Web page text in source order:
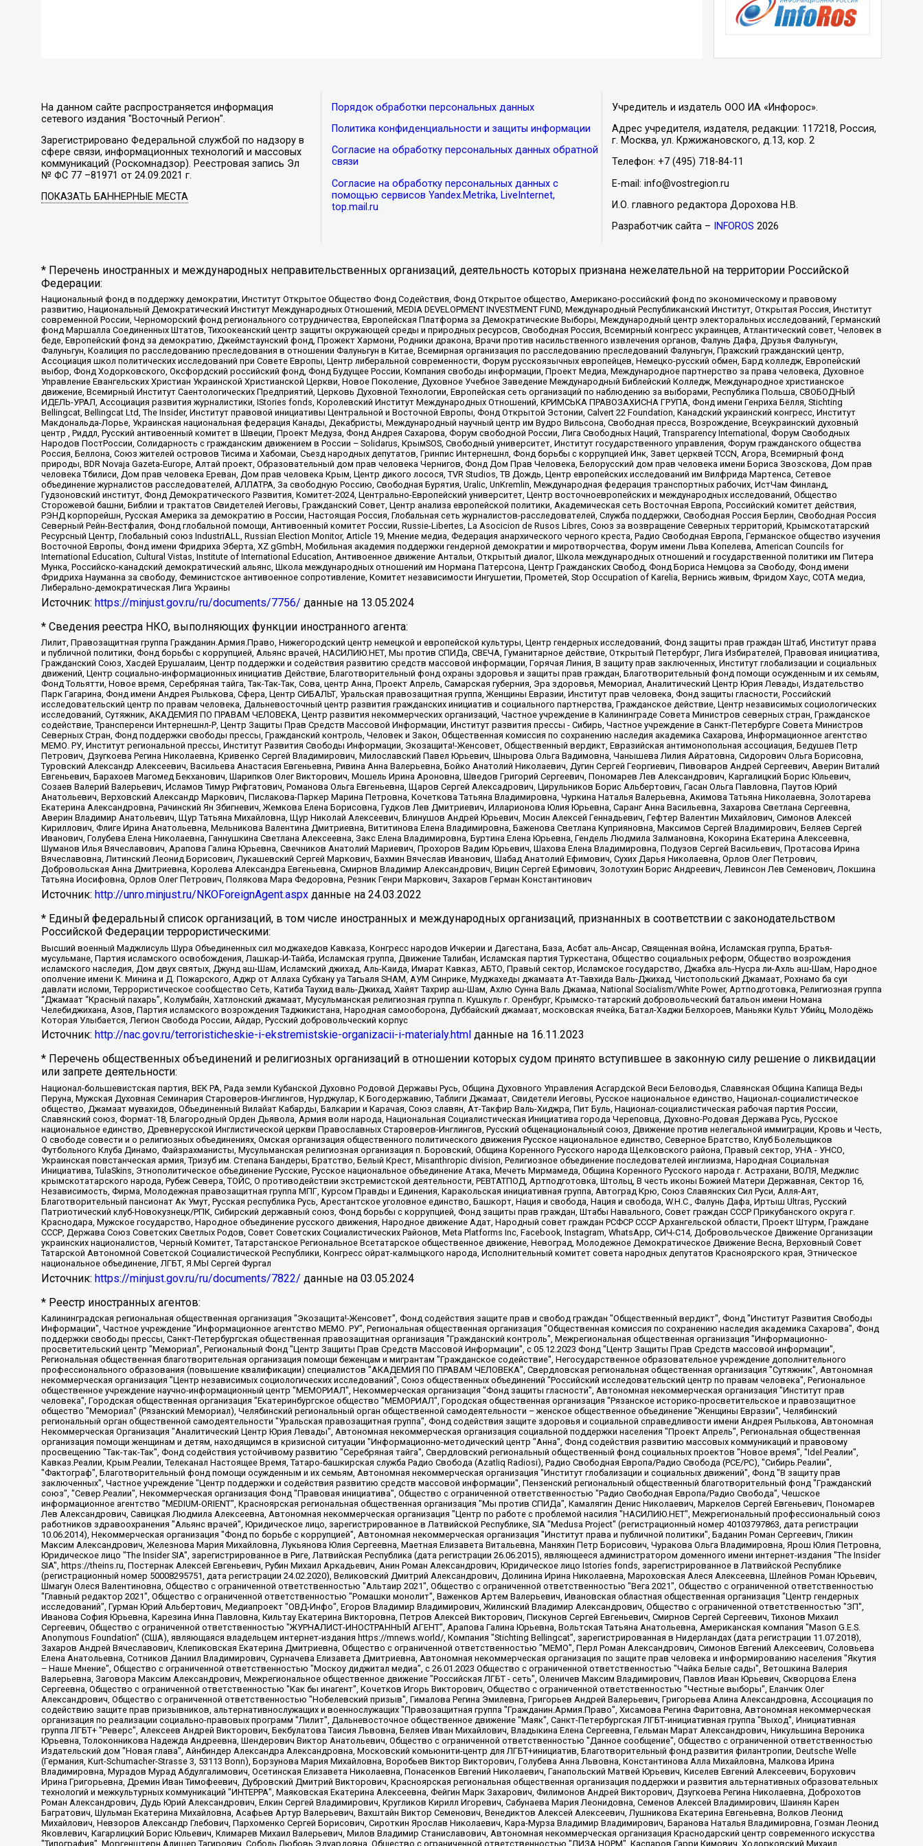
На данном сайте распространяется информация
сетевого издания "Восточный Регион".
Зарегистрировано Федеральной службой по надзору в
сфере связи, информационных технологий и массовых
коммуникаций (Роскомнадзор). Реестровая запись Эл
№ ФС 77 –81971 от 24.09.2021 г.
ПОКАЗАТЬ БАННЕРНЫЕ МЕСТА
Порядок обработки персональных данных
Политика конфиденциальности и защиты информации
Согласие на обработку персональных данных обратной
связи
Согласие на обработку персональных данных с
помощью сервисов Yandex.Metrika, LiveInternet,
top.mail.ru
Учредитель и издатель ООО ИА «Инфорос».
Адрес учредителя, издателя, редакции: 117218, Россия,
г. Москва, ул. Кржижановского, д.13, кор. 2
Телефон: +7 (495) 718-84-11
E-mail: info@vostregion.ru
И.О. главного редактора Дорохова Н.В.
Разработчик сайта – INFOROS 2026
* Перечень иностранных и международных неправительственных организаций, деятельность которых признана нежелательной на территории Российской
Федерации:
Национальный фонд в поддержку демократии, Институт Открытое Общество Фонд Содействия, Фонд Открытое общество, Американо-российский фонд по экономическому и правовому
развитию, Национальный Демократический Институт Международных Отношений, MEDIA DEVELOPMENT INVESTMENT FUND, Международный Республиканский Институт, Открытая Россия, Институт
современной России, Черноморский фонд регионального сотрудничества, Европейская Платформа за Демократические Выборы, Международный центр электоральных исследований, Германский
фонд Маршалла Соединенных Штатов, Тихоокеанский центр защиты окружающей среды и природных ресурсов, Свободная Россия, Всемирный конгресс украинцев, Атлантический совет, Человек в
беде, Европейский фонд за демократию, Джеймстаунский фонд, Прожект Хармони, Родники дракона, Врачи против насильственного извлечения органов, Фалунь Дафа, Друзья Фалуньгун,
Фалуньгун, Коалиция по расследованию преследования в отношении Фалуньгун в Китае, Всемирная организация по расследованию преследований Фалуньгун, Пражский гражданский центр,
Ассоциация школ политических исследований при Совете Европы, Центр либеральной современности, Форум русскоязычных европейцев, Немецко-русский обмен, Бард колледж, Европейский
выбор, Фонд Ходорковского, Оксфордский российский фонд, Фонд Будущее России, Компания свободы информации, Проект Медиа, Международное партнерство за права человека, Духовное
Управление Евангельских Христиан Украинской Христианской Церкви, Новое Поколение, Духовное Учебное Заведение Международный Библейский Колледж, Международное христианское
движение, Всемирный Институт Саентологических Предприятий, Церковь Духовной Технологии, Европейская сеть организаций по наблюдению за выборами, Республика Польша, СВОБОДНЫЙ
ИДЕЛЬ-УРАЛ, Ассоциация развития журналистики, IStories fonds, Королевский Институт Международных Отношений, КРИМСЬКА ПРАВОЗАХИСНА ГРУПА, Фонд имени Генриха Бёлля, Stichting
Bellingcat, Bellingcat Ltd, The Insider, Институт правовой инициативы Центральной и Восточной Европы, Фонд Открытой Эстонии, Calvert 22 Foundation, Канадский украинский конгресс, Институт
Макдональда-Лорье, Украинская национальная федерация Канады, Декабристы, Международный научный центр им Вудро Вильсона, Свободная пресса, Возрождение, Всеукраинский духовный
центр , Риддл, Русский антивоенный комитет в Швеции, Проект Медуза, Фонд Андрея Сахарова, Форум свободной России, Лига Свободных Наций, Transparеncy International, Форум Свободных
Народов ПостРоссии, Солидарность с гражданским движением в России – Solidarus, КрымSOS, Свободный университет, Институт государственного управления, Форум гражданского общества
Россия, Беллона, Союз жителей островов Тисима и Хабомаи, Съезд народных депутатов, Гринпис Интернешнл, Фонд борьбы с коррупцией Инк, Завет церквей TCCN, Агора, Всемирный фонд
природы, BDR Novaja Gazeta-Europe, Алтай проект, Образовательный дом прав человека Чернигов, Фонд Дом Прав Человека, Белорусский дом прав человека имени Бориса Звозскова, Дом прав
человека Тбилиси, Дом прав человека Ереван, Дом прав человека Крым, Центр дикого лосося, TVR Studios, ТВ Дождь, Центр европейских исследований им Вилфрида Мартенса, Сетевое
объединение журналистов расследователей, АЛЛАТРА, За свободную Россию, Свободная Бурятия, Uralic, UnKremlin, Международная федерация транспортных рабочих, ИстЧам Финланд,
Гудзоновский институт, Фонд Демократического Развития, Комитет-2024, Центрально-Европейский университет, Центр восточноевропейских и международных исследований, Общество
Сторожевой башни, Библии и трактатов Свидетелей Иеговы, Гражданский Совет, Центр анализа европейской политики, Академическая сеть Восточная Европа, Российский комитет действия,
РЭНД корпорейшн, Русская Америка за демократию в России, Настоящая Россия, Глобальная сеть журналистов-расследователей, Служба поддержки, Свободная Россия Берлин, Свободная Россия
Северный Рейн-Вестфалия, Фонд глобальной помощи, Антивоенный комитет России, Russie-Libertes, La Asocicion de Rusos Libres, Союз за возвращение Северных территорий, Крымскотатарский
Ресурсный Центр, Глобальный союз IndustriALL, Russian Election Monitor, Article 19, Мнение медиа, Федерация анархического черного креста, Радио Свободная Европа, Германское общество изучения
Восточной Европы, Фонд имени Фридриха Эберта, XZ gGmbH, Мобильная академия поддержки гендерной демократии и миротворчества, Форум имени Льва Копелева, American Councils for
International Education, Cultural Vistas, Institute of International Education, Антивоенное движение Антальи, Открытый диалог, Школа международных отношений и государственной политики им Питера
Мунка, Российско-канадский демократический альянс, Школа международных отношений им Нормана Патерсона, Центр Гражданских Свобод, Фонд Бориса Немцова за Свободу, Фонд имени
Фридриха Науманна за свободу, Феминистское антивоенное сопротивление, Комитет независимости Ингушетии, Прометей, Stop Occupation of Karelia, Вернись живым, Фридом Хаус, СОТА медиа,
Либерально-демократическая Лига Украины
Источник: https://minjust.gov.ru/ru/documents/7756/ данные на 13.05.2024
* Сведения реестра НКО, выполняющих функции иностранного агента:
Лилит, Правозащитная группа Гражданин.Армия.Право, Нижегородский центр немецкой и европейской культуры, Центр гендерных исследований, Фонд защиты прав граждан Штаб, Институт права
и публичной политики, Фонд борьбы с коррупцией, Альянс врачей, НАСИЛИЮ.НЕТ, Мы против СПИДа, СВЕЧА, Гуманитарное действие, Открытый Петербург, Лига Избирателей, Правовая инициатива,
Гражданский Союз, Хасдей Ерушалаим, Центр поддержки и содействия развитию средств массовой информации, Горячая Линия, В защиту прав заключенных, Институт глобализации и социальных
движений, Центр социально-информационных инициатив Действие, Благотворительный фонд охраны здоровья и защиты прав граждан, Благотворительный фонд помощи осужденным и их семьям,
Фонд Тольятти, Новое время, Серебряная тайга, Так-Так-Так, Сова, центр Анна, Проект Апрель, Самарская губерния, Эра здоровья, Мемориал, Аналитический Центр Юрия Левады, Издательство
Парк Гагарина, Фонд имени Андрея Рылькова, Сфера, Центр СИБАЛЬТ, Уральская правозащитная группа, Женщины Евразии, Институт прав человека, Фонд защиты гласности, Российский
исследовательский центр по правам человека, Дальневосточный центр развития гражданских инициатив и социального партнерства, Гражданское действие, Центр независимых социологических
исследований, Сутяжник, АКАДЕМИЯ ПО ПРАВАМ ЧЕЛОВЕКА, Центр развития некоммерческих организаций, Частное учреждение в Калининграде Совета Министров северных стран, Гражданское
содействие, Трансперенси Интернешнл-Р, Центр Защиты Прав Средств Массовой Информации, Институт развития прессы - Сибирь, Частное учреждение в Санкт-Петербурге Совета Министров
Северных Стран, Фонд поддержки свободы прессы, Гражданский контроль, Человек и Закон, Общественная комиссия по сохранению наследия академика Сахарова, Информационное агентство
МЕМО. РУ, Институт региональной прессы, Институт Развития Свободы Информации, Экозащита!-Женсовет, Общественный вердикт, Евразийская антимонопольная ассоциация, Бедушев Петр
Петрович, Дзугкоева Регина Николаевна, Кривенко Сергей Владимирович, Милославский Павел Юрьевич, Шнырова Ольга Вадимовна, Чанышева Лилия Айратовна, Сидорович Ольга Борисовна,
Туровский Александр Алексеевич, Васильева Анастасия Евгеньевна, Ривина Анна Валерьевна, Бойко Анатолий Николаевич, Дугин Сергей Георгиевич, Пивоваров Андрей Сергеевич, Аверин Виталий
Евгеньевич, Барахоев Магомед Бекханович, Шарипков Олег Викторович, Мошель Ирина Ароновна, Шведов Григорий Сергеевич, Пономарев Лев Александрович, Каргалицкий Борис Юльевич,
Созаев Валерий Валерьевич, Исламов Тимур Рифгатович, Романова Ольга Евгеньевна, Щаров Сергей Алексадрович, Цирульников Борис Альбертович, Гасан Ольга Павловна, Паутов Юрий
Анатольевич, Верховский Александр Маркович, Пислакова-Паркер Марина Петровна, Кочеткова Татьяна Владимировна, Чуркина Наталья Валерьевна, Акимова Татьяна Николаевна, Золотарева
Екатерина Александровна, Рачинский Ян Збигневич, Жемкова Елена Борисовна, Гудков Лев Дмитриевич, Илларионова Юлия Юрьевна, Саранг Анна Васильевна, Захарова Светлана Сергеевна,
Аверин Владимир Анатольевич, Щур Татьяна Михайловна, Щур Николай Алексеевич, Блинушов Андрей Юрьевич, Мосин Алексей Геннадьевич, Гефтер Валентин Михайлович, Симонов Алексей
Кириллович, Флиге Ирина Анатольевна, Мельникова Валентина Дмитриевна, Вититинова Елена Владимировна, Баженова Светлана Куприяновна, Максимов Сергей Владимирович, Беляев Сергей
Иванович, Голубева Елена Николаевна, Ганнушкина Светлана Алексеевна, Закс Елена Владимировна, Буртина Елена Юрьевна, Гендель Людмила Залмановна, Кокорина Екатерина Алексеевна,
Шуманов Илья Вячеславович, Арапова Галина Юрьевна, Свечников Анатолий Мариевич, Прохоров Вадим Юрьевич, Шахова Елена Владимировна, Подузов Сергей Васильевич, Протасова Ирина
Вячеславовна, Литинский Леонид Борисович, Лукашевский Сергей Маркович, Бахмин Вячеслав Иванович, Шабад Анатолий Ефимович, Сухих Дарья Николаевна, Орлов Олег Петрович,
Добровольская Анна Дмитриевна, Королева Александра Евгеньевна, Смирнов Владимир Александрович, Вицин Сергей Ефимович, Золотухин Борис Андреевич, Левинсон Лев Семенович, Локшина
Татьяна Иосифовна, Орлов Олег Петрович, Полякова Мара Федоровна, Резник Генри Маркович, Захаров Герман Константинович
Источник: http://unro.minjust.ru/NKOForeignAgent.aspx данные на 24.03.2022
* Единый федеральный список организаций, в том числе иностранных и международных организаций, признанных в соответствии с законодательством
Российской Федерации террористическими:
Высший военный Маджлисуль Шура Объединенных сил моджахедов Кавказа, Конгресс народов Ичкерии и Дагестана, База, Асбат аль-Ансар, Священная война, Исламская группа, Братья-
мусульмане, Партия исламского освобождения, Лашкар-И-Тайба, Исламская группа, Движение Талибан, Исламская партия Туркестана, Общество социальных реформ, Общество возрождения
исламского наследия, Дом двух святых, Джунд аш-Шам, Исламский джихад, Аль-Каида, Имарат Кавказ, АБТО, Правый сектор, Исламское государство, Джабха аль-Нусра ли-Ахль аш-Шам, Народное
ополчение имени К. Минина и Д. Пожарского, Аджр от Аллаха Субхану уа Тагьаля SHAM, АУМ Синрике, Муджахеды джамаата Ат-Тавхида Валь-Джихад, Чистопольский Джамаат, Рохнамо ба суи
давлати исломи, Террористическое сообщество Сеть, Катиба Таухид валь-Джихад, Хайят Тахрир аш-Шам, Ахлю Сунна Валь Джамаа, National Socialism/White Power, Артподготовка, Религиозная группа
“Джамаат “Красный пахарь”, Колумбайн, Хатлонский джамаат, Мусульманская религиозная группа п. Кушкуль г. Оренбург, Крымско-татарский добровольческий батальон имени Номана
Челебиджихана, Азов, Партия исламского возрождения Таджикистана, Народная самооборона, Дуббайский джамаат, московская ячейка, Батал-Хаджи Белхороев, Маньяки Культ Убийц, Молодёжь
Которая Улыбается, Легион Свобода России, Айдар, Русский добровольческий корпус
Источник: http://nac.gov.ru/terroristicheskie-i-ekstremistskie-organizacii-i-materialy.html данные на 16.11.2023
* Перечень общественных объединений и религиозных организаций в отношении которых судом принято вступившее в законную силу решение о ликвидации
или запрете деятельности:
Национал-большевистская партия, ВЕК РА, Рада земли Кубанской Духовно Родовой Державы Русь, Община Духовного Управления Асгардской Веси Беловодья, Славянская Община Капища Веды
Перуна, Мужская Духовная Семинария Староверов-Инглингов, Нурджулар, К Богодержавию, Таблиги Джамаат, Свидетели Иеговы, Русское национальное единство, Национал-социалистическое
общество, Джамаат мувахидов, Объединенный Вилайат Кабарды, Балкарии и Карачая, Союз славян, Ат-Такфир Валь-Хиджра, Пит Буль, Национал-социалистическая рабочая партия России,
Славянский союз, Формат-18, Благородный Орден Дьявола, Армия воли народа, Национальная Социалистическая Инициатива города Череповца, Духовно-Родовая Держава Русь, Русское
национальное единство, Древнерусской Инглистической церкви Православных Староверов-Инглингов, Русский общенациональный союз, Движение против нелегальной иммиграции, Кровь и Честь,
О свободе совести и о религиозных объединениях, Омская организация общественного политического движения Русское национальное единство, Северное Братство, Клуб Болельщиков
Футбольного Клуба Динамо, Файзрахманисты, Мусульманская религиозная организация п. Боровский, Община Коренного Русского народа Щелковского района, Правый сектор, УНА - УНСО,
Украинская повстанческая армия, Тризуб им. Степана Бандеры, Братство, Белый Крест, Misanthropic division, Религиозное объединение последователей инглиизма, Народная Социальная
Инициатива, TulaSkins, Этнополитическое объединение Русские, Русское национальное объединение Атака, Мечеть Мирмамеда, Община Коренного Русского народа г. Астрахани, ВОЛЯ, Меджлис
крымскотатарского народа, Рубеж Севера, ТОЙС, О противодействии экстремистской деятельности, РЕВТАТПОД, Артподготовка, Штольц, В честь иконы Божией Матери Державная, Сектор 16,
Независимость, Фирма, Молодежная правозащитная группа МПГ, Курсом Правды и Единения, Каракольская инициативная группа, Автоград Крю, Союз Славянских Сил Руси, Алля-Аят,
Благотворительный пансионат Ак Умут, Русская республика Русь, Арестантское уголовное единство, Башкорт, Нация и свобода, Нация и свобода, W.H.С., Фалунь Дафа, Иртыш Ultras, Русский
Патриотический клуб-Новокузнецк/РПК, Сибирский державный союз, Фонд борьбы с коррупцией, Фонд защиты прав граждан, Штабы Навального, Совет граждан СССР Прикубанского округа г.
Краснодара, Мужское государство, Народное объединение русского движения, Народное движение Адат, Народный совет граждан РСФСР СССР Архангельской области, Проект Штурм, Граждане
СССР, Держава Союз Советских Светлых Родов, Совет Советских Социалистических Районов, Meta Platforms Inc, Facebook, Instagram, WhatsApp, СИЧ-С14, Добровольческое Движение Организации
украинских националистов, Черный Комитет, Татарстанское Региональное Всетатарское общественное движение, Невоград, Молодежное Демократическое Движение Весна, Верховный Совет
Татарской Автономной Советской Социалистической Республики, Конгресс ойрат-калмыцкого народа, Исполнительный комитет совета народных депутатов Красноярского края, Этническое
национальное объединение, ЛГБТ, Я.МЫ Сергей Фургал
Источник: https://minjust.gov.ru/ru/documents/7822/ данные на 03.05.2024
* Реестр иностранных агентов:
Калининградская региональная общественная организация "Экозащита!-Женсовет", Фонд содействия защите прав и свобод граждан "Общественный вердикт", Фонд "Институт Развития Свободы Информации", Частное учреждение "Информационное агентство МЕМО. РУ", Региональная общественная организация "Общественная комиссия по сохранению наследия академика Сахарова", Фонд поддержки свободы прессы, Санкт-Петербургская общественная правозащитная организация "Гражданский контроль", Межрегиональная общественная организация "Информационно-просветительский центр "Мемориал", Региональный Фонд "Центр Защиты Прав Средств Массовой Информации", с 05.12.2023 Фонд "Центр Защиты Прав Средств массовой информации", Региональная общественная благотворительная организация помощи беженцам и мигрантам "Гражданское содействие", Негосударственное образовательное учреждение дополнительного профессионального образования (повышение квалификации) специалистов "АКАДЕМИЯ ПО ПРАВАМ ЧЕЛОВЕКА", Свердловская региональная общественная организация "Сутяжник", Автономная некоммерческая организация "Центр независимых социологических исследований", Союз общественных объединений "Российский исследовательский центр по правам человека", Региональное общественное учреждение научно-информационный центр "МЕМОРИАЛ", Некоммерческая организация "Фонд защиты гласности", Автономная некоммерческая организация "Институт прав человека", Городская общественная организация "Екатеринбургское общество "МЕМОРИАЛ", Городская общественная организация "Рязанское историко-просветительское и правозащитное общество "Мемориал" (Рязанский Мемориал), Челябинский региональный орган общественной самодеятельности – женское общественное объединение "Женщины Евразии", Челябинский региональный орган общественной самодеятельности "Уральская правозащитная группа", Фонд содействия защите здоровья и социальной справедливости имени Андрея Рылькова, Автономная Некоммерческая Организация "Аналитический Центр Юрия Левады", Автономная некоммерческая организация социальной поддержки населения "Проект Апрель", Региональная общественная организация помощи женщинам и детям, находящимся в кризисной ситуации "Информационно-методический центр "Анна", Фонд содействия развитию массовых коммуникаций и правовому просвещению "Так-так-Так", Фонд содействия устойчивому развитию "Серебряная тайга", Свердловский региональный общественный фонд социальных проектов "Новое время", "Idel.Реалии", Кавказ.Реалии, Крым.Реалии, Телеканал Настоящее Время, Татаро-башкирская служба Радио Свобода (Azatliq Radiosi), Радио Свободная Европа/Радио Свобода (PCE/PC), "Сибирь.Реалии", "Фактограф", Благотворительный фонд помощи осужденным и их семьям, Автономная некоммерческая организация "Институт глобализации и социальных движений", Фонд "В защиту прав заключенных", Частное учреждение "Центр поддержки и содействия развитию средств массовой информации", Пензенский региональный общественный благотворительный фонд "Гражданский союз", "Север.Реалии", Некоммерческая организация Фонд "Правовая инициатива", Общество с ограниченной ответственностью "Радио Свободная Европа/Радио Свобода", Чешское информационное агентство "MEDIUM-ORIENT", Красноярская региональная общественная организация "Мы против СПИДа", Камалягин Денис Николаевич, Маркелов Сергей Евгеньевич, Пономарев Лев Александрович, Савицкая Людмила Алексеевна, Автономная некоммерческая организация "Центр по работе с проблемой насилия "НАСИЛИЮ.НЕТ", Межрегиональный профессиональный союз работников здравоохранения "Альянс врачей", Юридическое лицо, зарегистрированное в Латвийской Республике, SIA "Medusa Project" (регистрационный номер 40103797863, дата регистрации 10.06.2014), Некоммерческая организация "Фонд по борьбе с коррупцией", Автономная некоммерческая организация "Институт права и публичной политики", Баданин Роман Сергеевич, Гликин Максим Александрович, Железнова Мария Михайловна, Лукьянова Юлия Сергеевна, Маетная Елизавета Витальевна, Маняхин Петр Борисович, Чуракова Ольга Владимировна, Ярош Юлия Петровна, Юридическое лицо "The Insider SIA", зарегистрированное в Риге, Латвийская Республика (дата регистрации 26.06.2015), являющееся администратором доменного имени интернет-издания "The Insider SIA", https://theins.ru, Постернак Алексей Евгеньевич, Рубин Михаил Аркадьевич, Анин Роман Александрович, Юридическое лицо Istories fonds, зарегистрированное в Латвийской Республике (регистрационный номер 50008295751, дата регистрации 24.02.2020), Великовский Дмитрий Александрович, Долинина Ирина Николаевна, Мароховская Алеся Алексеевна, Шлейнов Роман Юрьевич, Шмагун Олеся Валентиновна, Общество с ограниченной ответственностью "Альтаир 2021", Общество с ограниченной ответственностью "Вега 2021", Общество с ограниченной ответственностью "Главный редактор 2021", Общество с ограниченной ответственностью "Ромашки монолит", Важенков Артем Валерьевич, Ивановская областная общественная организация "Центр гендерных исследований", Гурман Юрий Альбертович, Медиапроект "ОВД-Инфо", Егоров Владимир Владимирович, Жилинский Владимир Александрович, Общество с ограниченной ответственностью "ЗП", Иванова София Юрьевна, Карезина Инна Павловна, Кильтау Екатерина Викторовна, Петров Алексей Викторович, Пискунов Сергей Евгеньевич, Смирнов Сергей Сергеевич, Тихонов Михаил Сергеевич, Общество с ограниченной ответственностью "ЖУРНАЛИСТ-ИНОСТРАННЫЙ АГЕНТ", Арапова Галина Юрьевна, Вольтская Татьяна Анатольевна, Американская компания "Mason G.E.S. Anonymous Foundation" (США), являющаяся владельцем интернет-издания https://mnews.world/, Компания "Stichting Bellingcat", зарегистрированная в Нидерландах (дата регистрации 11.07.2018), Захаров Андрей Вячеславович, Клепиковская Екатерина Дмитриевна, Общество с ограниченной ответственностью "МЕМО", Перл Роман Александрович, Симонов Евгений Алексеевич, Соловьева Елена Анатольевна, Сотников Даниил Владимирович, Сурначева Елизавета Дмитриевна, Автономная некоммерческая организация по защите прав человека и информированию населения "Якутия – Наше Мнение", Общество с ограниченной ответственностью "Москоу диджитал медиа", с 26.01.2023 Общество с ограниченной ответственностью "Чайка Белые сады", Ветошкина Валерия Валерьевна, Заговора Максим Александрович, Межрегиональное общественное движение "Российская ЛГБТ - сеть", Оленичев Максим Владимирович, Павлов Иван Юрьевич, Скворцова Елена Сергеевна, Общество с ограниченной ответственностью "Как бы инагент", Кочетков Игорь Викторович, Общество с ограниченной ответственностью "Честные выборы", Еланчик Олег Александрович, Общество с ограниченной ответственностью "Нобелевский призыв", Гималова Регина Эмилевна, Григорьев Андрей Валерьевич, Григорьева Алина Александровна, Ассоциация по содействию защите прав призывников, альтернативнослужащих и военнослужащих "Правозащитная группа "Гражданин.Армия.Право", Хисамова Регина Фаритовна, Автономная некоммерческая организация по реализации социально-правовых программ "Лилит", Дальневосточное общественное движение "Маяк", Санкт-Петербургская ЛГБТ-инициативная группа "Выход", Инициативная группа ЛГБТ+ "Реверс", Алексеев Андрей Викторович, Бекбулатова Таисия Львовна, Беляев Иван Михайлович, Владыкина Елена Сергеевна, Гельман Марат Александрович, Никульшина Вероника Юрьевна, Толоконникова Надежда Андреевна, Шендерович Виктор Анатольевич, Общество с ограниченной ответственностью "Данное сообщение", Общество с ограниченной ответственностью Издательский дом "Новая глава", Айнбиндер Александра Александровна, Московский комьюнити-центр для ЛГБТ+инициатив, Благотворительный фонд развития филантропии, Deutsche Welle (Германия, Kurt-Schumacher-Strasse 3, 53113 Bonn), Борзунова Мария Михайловна, Воробьев Виктор Викторович, Голубева Анна Львовна, Константинова Алла Михайловна, Малкова Ирина Владимировна, Мурадов Мурад Абдулгалимович, Осетинская Елизавета Николаевна, Понасенков Евгений Николаевич, Ганапольский Матвей Юрьевич, Киселев Евгений Алексеевич, Борухович Ирина Григорьевна, Дремин Иван Тимофеевич, Дубровский Дмитрий Викторович, Красноярская региональная общественная организация поддержки и развития альтернативных образовательных технологий и межкультурных коммуникаций "ИНТЕРРА", Маяковская Екатерина Алексеевна, Фейгин Марк Захарович, Филимонов Андрей Викторович, Дзугкоева Регина Николаевна, Доброхотов Роман Александрович, Дудь Юрий Александрович, Елкин Сергей Владимирович, Кругликов Кирилл Игоревич, Сабунаева Мария Леонидовна, Семенов Алексей Владимирович, Шаинян Карен Багратович, Шульман Екатерина Михайловна, Асафьев Артур Валерьевич, Вахштайн Виктор Семенович, Венедиктов Алексей Алексеевич, Лушникова Екатерина Евгеньевна, Волков Леонид Михайлович, Невзоров Александр Глебович, Пархоменко Сергей Борисович, Сироткин Ярослав Николаевич, Кара-Мурза Владимир Владимирович, Баранова Наталья Владимировна, Гозман Леонид Яковлевич, Кагарлицкий Борис Юльевич, Климарев Михаил Валерьевич, Милов Владимир Станиславович, Автономная некоммерческая организация Краснодарский центр современного искусства "Типография", Моргенштерн Алишер Тагирович, Соболь Любовь Эдуардовна, Общество с ограниченной ответственностью "ЛИЗА НОРМ", Каспаров Гарри Кимович, Ходорковский Михаил Борисович, Общество с ограниченной ответственностью "Апрельские тезисы", Данилович Ирина Брониславовна, Кашин Олег Владимирович, Петров Николай Владимирович, Пивоваров Алексей Владимирович, Соколов Михаил Владимирович, Цветкова Юлия Владимировна, Чичваркин Евгений Александрович, Комитет против пыток/Команда против пыток, Общество с ограниченной ответственностью "Первый научный", Общество с ограниченной ответственностью "Вертолет и ко", Белоцерковская Вероника Борисовна, Кац Максим Евгеньевич, Лазарева Татьяна Юрьевна, Шаведдинов Руслан Табризович, Яшин Илья Валерьевич, Общество с ограниченной ответственностью "Иноагент ААВ", Алешковский Дмитрий Петрович, Альбац Евгения Марковна, Быков Дмитрий Львович, Галямина Юлия Евгеньевна, Лойко Сергей Леонидович, Мартынов Кирилл Константинович, Медведев Сергей Александрович, Крашенинников Федор Геннадиевич, Гордеева Катерина Вл